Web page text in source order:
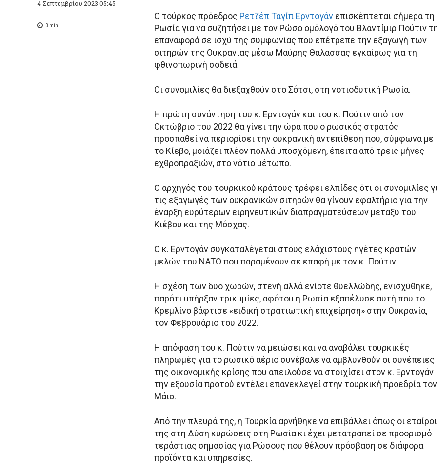
4 Σεπτεμβρίου 2023 05:45
3 min.
Ο τούρκος πρόεδρος Ρετζέπ Ταγίπ Ερντογάν επισκέπτεται σήμερα τη
Ρωσία για να συζητήσει με τον Ρώσο ομόλογό του Βλαντίμιρ Πούτιν
επαναφορά σε ισχύ της συμφωνίας που επέτρεπε την εξαγωγή των
σιτηρών της Ουκρανίας μέσω Μαύρης Θάλασσας εγκαίρως για τη
φθινοπωρινή σοδειά.
Οι συνομιλίες θα διεξαχθούν στο Σότσι, στη νοτιοδυτική Ρωσία.
Η πρώτη συνάντηση του κ. Ερντογάν και του κ. Πούτιν από τον
Οκτώβριο του 2022 θα γίνει την ώρα που ο ρωσικός στρατός
προσπαθεί να περιορίσει την ουκρανική αντεπίθεση που, σύμφωνα με
το Κίεβο, μοιάζει πλέον πολλά υποσχόμενη, έπειτα από τρεις μήνες
εχθροπραξιών, στο νότιο μέτωπο.
Ο αρχηγός του τουρκικού κράτους τρέφει ελπίδες ότι οι συνομιλίες
τις εξαγωγές των ουκρανικών σιτηρών θα γίνουν εφαλτήριο για την
έναρξη ευρύτερων ειρηνευτικών διαπραγματεύσεων μεταξύ του
Κιέβου και της Μόσχας.
Ο κ. Ερντογάν συγκαταλέγεται στους ελάχιστους ηγέτες κρατών
μελών του NATO που παραμένουν σε επαφή με τον κ. Πούτιν.
Η σχέση των δυο χωρών, στενή αλλά ενίοτε θυελλώδης, ενισχύθηκε,
παρότι υπήρξαν τρικυμίες, αφότου η Ρωσία εξαπέλυσε αυτή που το
Κρεμλίνο βάφτισε «ειδική στρατιωτική επιχείρηση» στην Ουκρανία,
τον Φεβρουάριο του 2022.
Η απόφαση του κ. Πούτιν να μειώσει και να αναβάλει τουρκικές
πληρωμές για το ρωσικό αέριο συνέβαλε να αμβλυνθούν οι συνέπειες
της οικονομικής κρίσης που απειλούσε να στοιχίσει στον κ. Ερντογάν
την εξουσία προτού εντέλει επανεκλεγεί στην τουρκική προεδρία τον
Μάιο.
Από την πλευρά της, η Τουρκία αρνήθηκε να επιβάλλει όπως οι εταίροι
της στη Δύση κυρώσεις στη Ρωσία κι έχει μετατραπεί σε προορισμό
τεράστιας σημασίας για Ρώσους που θέλουν πρόσβαση σε διάφορα
προϊόντα και υπηρεσίες.